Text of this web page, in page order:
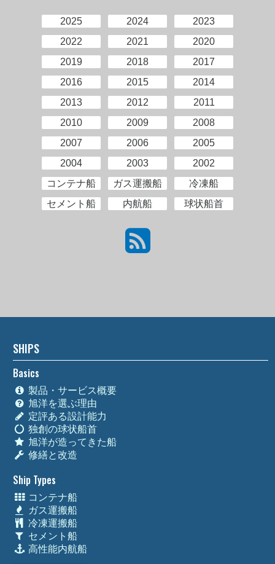
2025 2024
2023
2022
2021
2020
2019
2018
2017
2016
2015
2014
2013
2012
2011
2010
2009
2008
2007
2006
2005
2004
2003
2002
コンテナ船
ガス運搬船
冷凍船
セメント船
内航船 球状船首
SHIPS
Basics
製品・サービス概要
旭洋を選ぶ理由
定評ある設計能力
独創の球状船首
旭洋が造ってきた船
修繕と改造
Ship Types
コンテナ船
ガス運搬船
冷凍運搬船
セメント船
高性能内航船